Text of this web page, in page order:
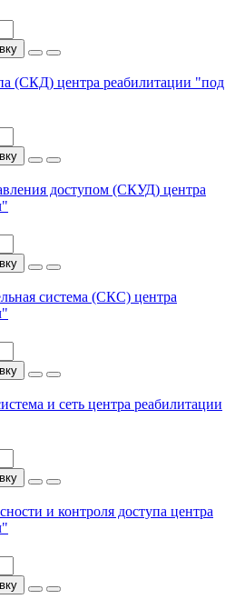
(СКД) центра реабилитации "под
доступом (СКУД) центра
система (СКС) центра
и сеть центра реабилитации
и контроля доступа центра